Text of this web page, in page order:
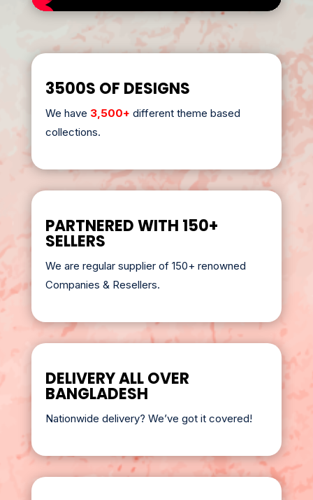
3500S OF DESIGNS
We have 3,500+ different theme based
collections.
PARTNERED WITH 150+
SELLERS
We are regular supplier of 150+ renowned
Companies & Resellers.
DELIVERY ALL OVER
BANGLADESH
Nationwide delivery? We’ve got it covered!